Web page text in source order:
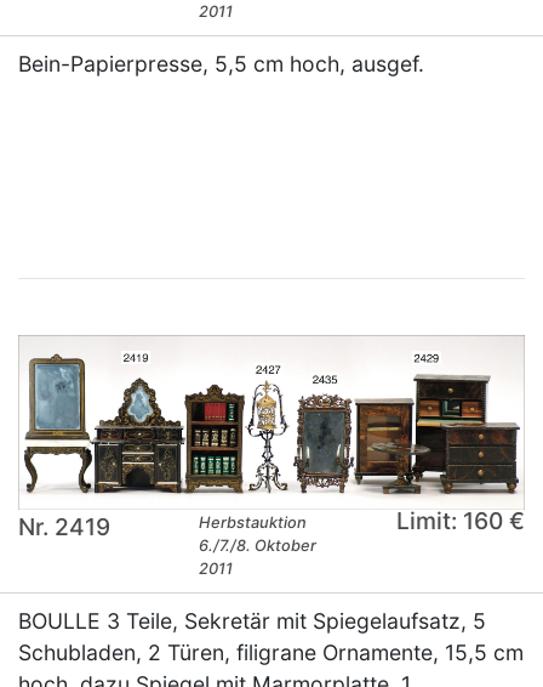
2011
Bein-Papierpresse, 5,5 cm hoch, ausgef.
Nr. 2419
Herbstauktion
6./7./8. Oktober
2011
Limit: 160 €
BOULLE 3 Teile, Sekretär mit Spiegelaufsatz, 5
Schubladen, 2 Türen, filigrane Ornamente, 15,5 cm